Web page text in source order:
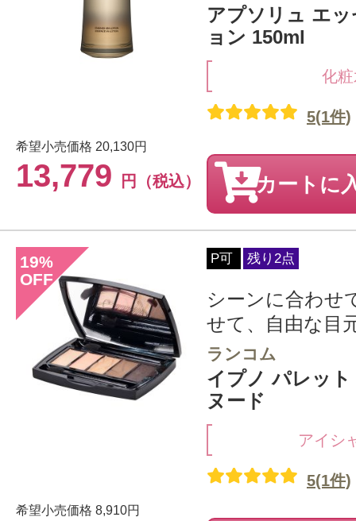
アプソリュ エ
ョン 150ml
化
希望小売価格 20,130円
13,779 円（税込）
5(1件)
カートに
19%
OFF
P可 残り2点
シーンに合わせ
せて、自由な目
ランコム
イプノ パレッ
ヌード
アイシ
希望小売価格 8,910円
5(1件)